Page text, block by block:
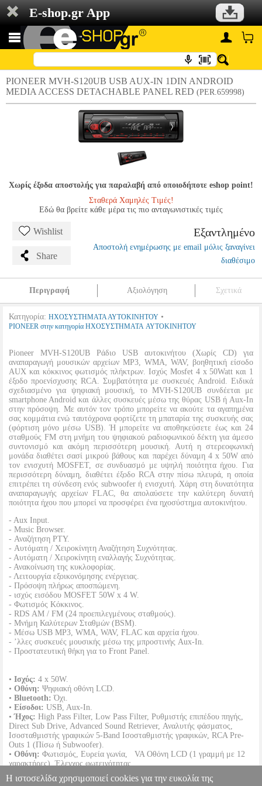
E-shop.gr App
PIONEER MVH-S120UB USB AUX-IN 1DIN ANDROID
MEDIA ACCESS DETACHABLE PANEL RED (PER.659998)
Χωρίς έξοδα αποστολής για παραλαβή από οποιοδήποτε eshop point!
Σταθερά Χαμηλές Τιμές!
Εδώ θα βρείτε κάθε μέρα τις πιο ανταγωνιστικές τιμές
Wishlist
Share
Εξαντλημένο
Αποστολή ενημέρωσης με email μόλις ξαναγίνει
διαθέσιμο
Περιγραφή Αξιολόγηση Σχετικά
Κατηγορία: ΗΧΟΣΥΣΤΗΜΑΤΑ ΑΥΤΟΚΙΝΗΤΟΥ •
PIONEER στην κατηγορία ΗΧΟΣΥΣΤΗΜΑΤΑ ΑΥΤΟΚΙΝΗΤΟΥ
Pioneer MVH-S120UB Ράδιο USB αυτοκινήτου (Χωρίς CD) για
αναπαραγωγή μουσικών αρχείων MP3, WMA, WAV, βοηθητική είσοδο
AUX και κόκκινος φωτισμός πλήκτρων. Ισχύς Mosfet 4 x 50Watt και 1
έξοδο προενίσχυσης RCA. Συμβατότητα με συσκευές Android. Ειδικά
σχεδιασμένο για ψηφιακή μουσική, το MVH-S120UB συνδέεται με
smartphone Android και άλλες συσκευές μέσω της θύρας USB ή Aux-In
στην πρόσοψη. Με αυτόν τον τρόπο μπορείτε να ακούτε τα αγαπημένα
σας κομμάτια ενώ ταυτόχρονα φορτίζετε τη μπαταρία της συσκευής σας
(φόρτιση μόνο μέσω USB). Ή μπορείτε να αποθηκεύσετε έως και 24
σταθμούς FM στη μνήμη του ψηφιακού ραδιοφωνικού δέκτη για άμεσο
συντονισμό και ακόμη περισσότερη μουσική. Αυτή η στερεοφωνική
μονάδα διαθέτει σασί μικρού βάθους και παρέχει δύναμη 4 x 50W από
τον ενισχυτή MOSFET, σε συνδυασμό με υψηλή ποιότητα ήχου. Για
περισσότερη δύναμη, διαθέτει έξοδο RCA στην πίσω πλευρά, η οποία
επιτρέπει τη σύνδεση ενός subwoofer ή ενισχυτή. Χάρη στη δυνατότητα
αναπαραγωγής αρχείων FLAC, θα απολαύσετε την καλύτερη δυνατή
ποιότητα ήχου που μπορεί να προσφέρει ένα ηχοσύστημα αυτοκινήτου.
- Aux Input.
- Music Browser.
- Αναζήτηση PTY.
- Αυτόματη / Χειροκίνητη Αναζήτηση Συχνότητας.
- Αυτόματη / Χειροκίνητη εναλλαγής Συχνότητας.
- Ανακοίνωση της κυκλοφορίας.
- Λειτουργία εξοικονόμησης ενέργειας.
- Πρόσοψη πλήρως αποσπώμενη.
- ισχύς εισόδου MOSFET 50W x 4 W.
- Φωτισμός Κόκκινος.
- RDS AM / FM (24 προεπιλεγμένους σταθμούς).
- Μνήμη Καλύτερων Σταθμών (BSM).
- Μέσω USB MP3, WMA, WAV, FLAC και αρχεία ήχου.
- ’λλες συσκευές μουσικής μέσω της μπροστινής Aux-In.
- Προστατευτική θήκη για το Front Panel.
• Ισχύς: 4 x 50W.
• Οθόνη: Ψηφιακή οθόνη LCD.
• Bluetooth: Όχι.
• Είσοδοι: USB, Aux-In.
•Ήχος: High Pass Filter, Low Pass Filter, Ρυθμιστής επιπέδου πηγής,
Direct Sub Drive, Advanced Sound Retriever, Αναλυτής φάσματος,
Ισοσταθμιστής γραφικών 5-Band Ισοσταθμιστής γραφικών, RCA Pre-
Outs 1 (Πίσω ή Subwoofer).
• Οθόνη: Φωτισμός, Ευρεία γωνία, VA Οθόνη LCD (1 γραμμή με 12
χαρακτήρες), Έλεγχος φωτεινότητας.
•
Συμβατότητα:
Android V4.0 και υψηλότερα.
• Εγγύηση:2 Χρόνια.DOA 7 ημερών
Η ιστοσελίδα χρησιμοποιεί cookies για την ευκολία της